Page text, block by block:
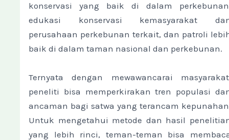
konservasi yang baik di dalam
edukasi konservasi kemasyarakat
perusahaan perkebunan terkait, dan patroli
baik di dalam taman nasional dan perkebunan.
Ternyata dengan mewawancarai
peneliti bisa memperkirakan tren populasi
ancaman bagi satwa yang terancam
Untuk mengetahui metode dan hasil
yang lebih rinci, teman-teman bisa